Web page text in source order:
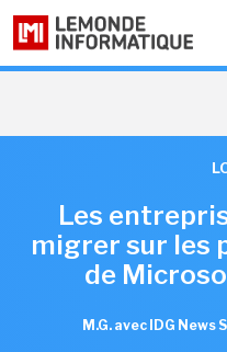
Les
migrer sur les
de
M.G. avec IDG News